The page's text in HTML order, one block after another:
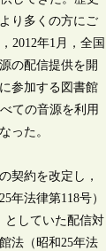
り多くの方にご
2012年1月，全国
の配信提供を開
参加する図書館
ての音源を利用
った。
契約を改定し，
年法律第118号）
としていた配信対
法（昭和25年法